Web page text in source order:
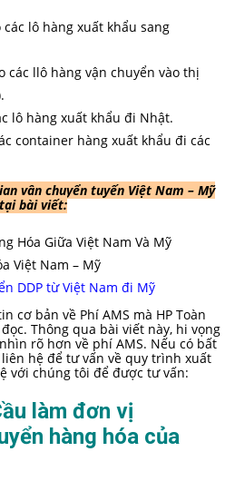
các lô hàng xuất khẩu sang
các llô hàng vận chuyển vào thị
lô hàng xuất khẩu đi Nhật.
container hàng xuất khẩu đi các
vận chuyển tuyến Việt Nam – Mỹ
bài viết:
Hóa Giữa Việt Nam Và Mỹ
Việt Nam – Mỹ
DDP từ Việt Nam đi Mỹ
cơ bản về Phí AMS mà HP Toàn
Thông qua bài viết này, hi vọng
rõ hơn về phí AMS. Nếu có bất
hệ để tư vấn về quy trình xuất
với chúng tôi để được tư vấn:
làm đơn vị
hàng hóa của